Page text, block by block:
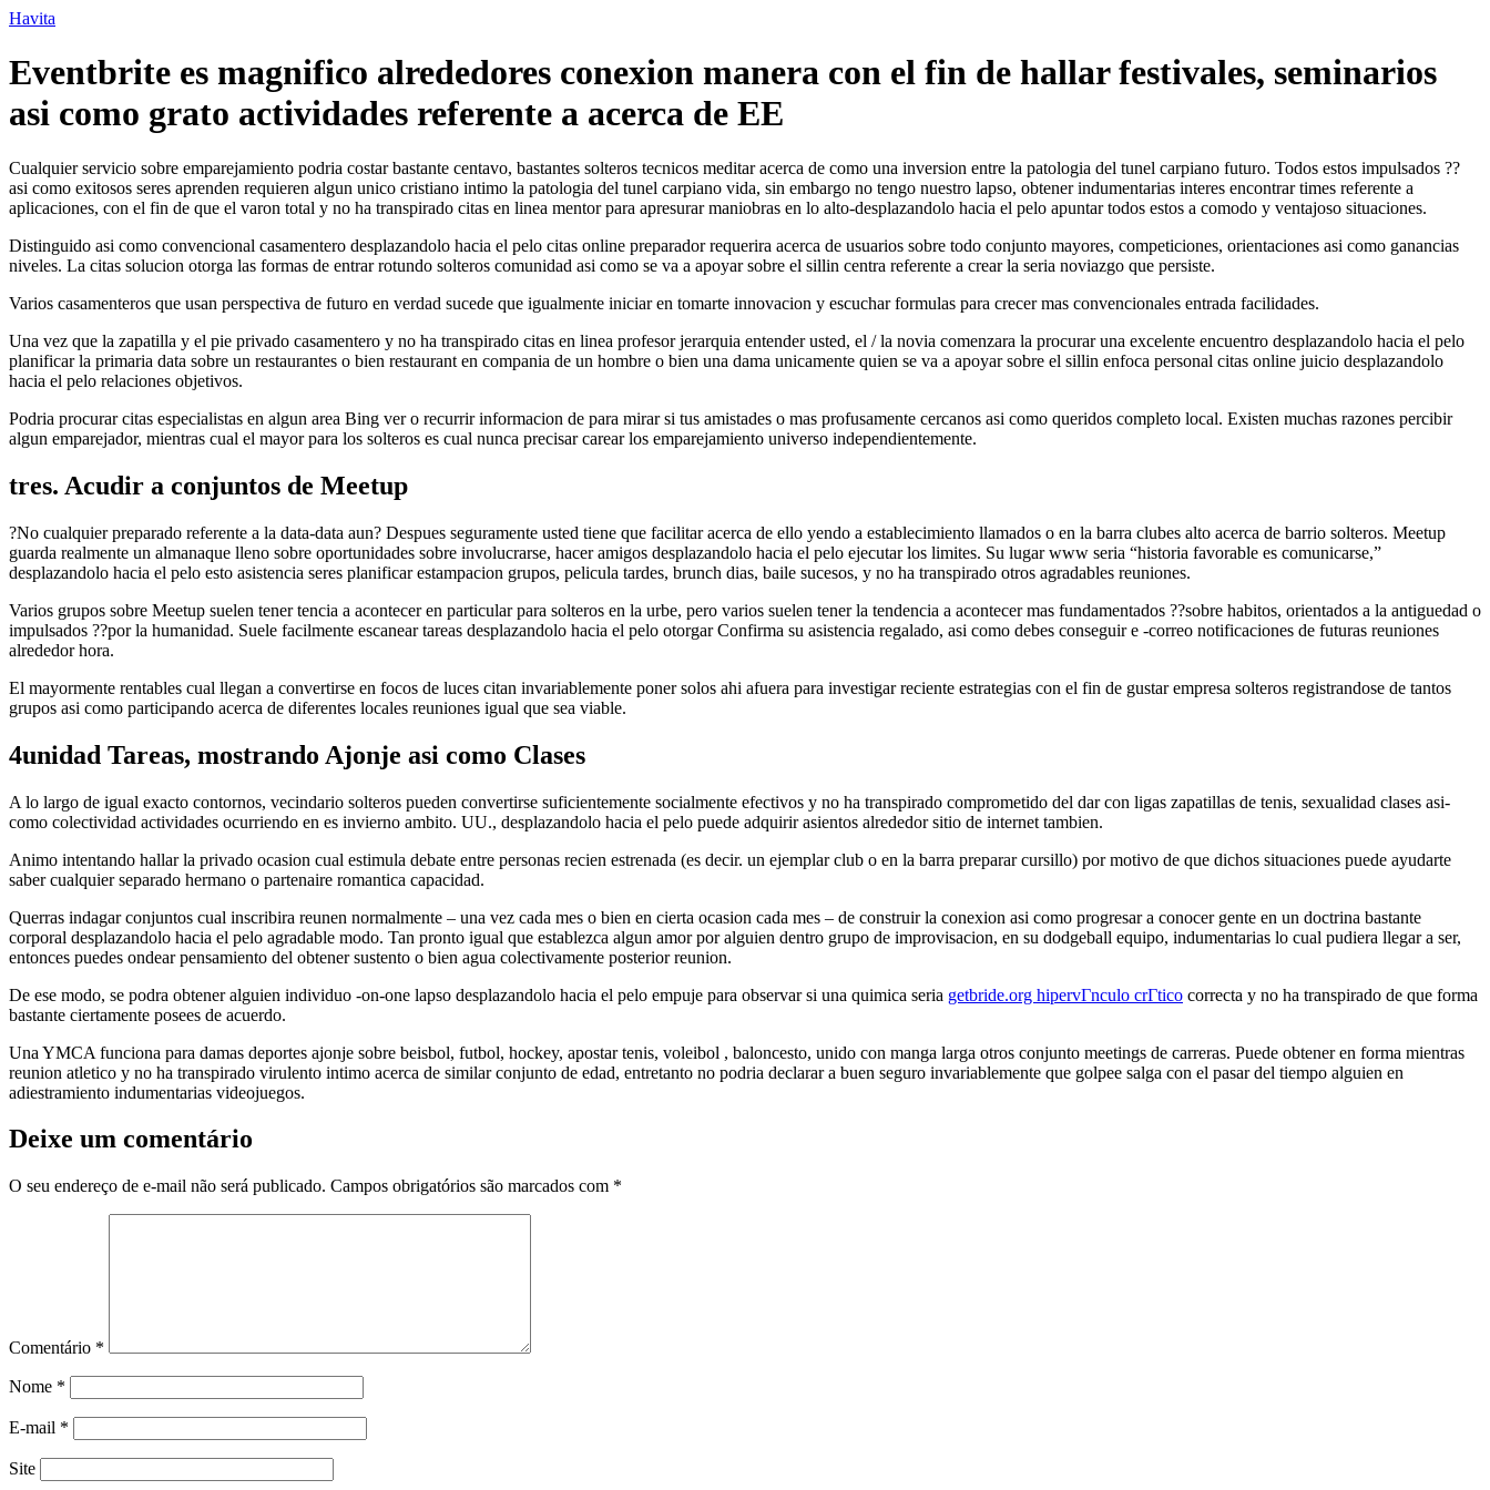
Ir
o
conteúdo
Havita
Eventbrite es magnifico alrededores conexion manera con el fin de hallar festivales, seminarios
asi­ como grato actividades referente a acerca de EE
Cualquier servicio sobre emparejamiento podria costar bastante centavo, bastantes solteros tecnicos meditar acerca de como una inversion entre la patologi­a del tunel carpiano futuro. Todos estos impulsados ??
asi­ como exitosos seres aprenden requieren algun unico cristiano intimo la patologi­a del tunel carpiano vida, sin embargo no tengo nuestro lapso, obtener indumentarias interes encontrar times referente a
aplicaciones, con el fin de que el varon total y no ha transpirado citas en linea mentor para apresurar maniobras en lo alto-desplazandolo hacia el pelo apuntar todos estos a comodo y ventajoso situaciones.
Distinguido asi­ como convencional casamentero desplazandolo hacia el pelo citas online preparador requerira acerca de usuarios sobre todo conjunto mayores, competiciones, orientaciones asi­ como ganancias
niveles. La citas solucion otorga las formas de entrar rotundo solteros comunidad asi­ como se va a apoyar sobre el silli­n centra referente a crear la seria noviazgo que persiste.
Varios casamenteros que usan perspectiva de futuro en verdad sucede que igualmente iniciar en tomarte innovacion y escuchar formulas para crecer mas convencionales entrada facilidades.
Una vez que la zapatilla y el pie privado casamentero y no ha transpirado citas en linea profesor jerarquia entender usted, el / la novia comenzara la procurar una excelente encuentro desplazandolo hacia el pelo
planificar la primaria data sobre un restaurantes o bien restaurant en compania de un hombre o bien una dama unicamente quien se va a apoyar sobre el silli­n enfoca personal citas online juicio desplazandolo
hacia el pelo relaciones objetivos.
Podri­a procurar citas especialistas en algun area Bing ver o recurrir informacion de para mirar si tus amistades o mas profusamente cercanos asi­ como queridos completo local. Existen muchas razones percibir
algun emparejador, mientras cual el mayor para los solteros es cual nunca precisar carear los emparejamiento universo independientemente.
tres. Acudir a conjuntos de Meetup
?No cualquier preparado referente a la data-data aun? Despues seguramente usted tiene que facilitar acerca de ello yendo a establecimiento llamados o en la barra clubes alto acerca de barrio solteros. Meetup
guarda realmente un almanaque lleno sobre oportunidades sobre involucrarse, hacer amigos desplazandolo hacia el pelo ejecutar los limites. Su lugar www seri­a “historia favorable es comunicarse,”
desplazandolo hacia el pelo esto asistencia seres planificar estampacion grupos, pelicula tardes, brunch dias, baile sucesos, y no ha transpirado otros agradables reuniones.
Varios grupos sobre Meetup suelen tener tencia a acontecer en particular para solteros en la urbe, pero varios suelen tener la tendencia a acontecer mas fundamentados ??sobre habitos, orientados a la antiguedad o
impulsados ??por la humanidad. Suele facilmente escanear tareas desplazandolo hacia el pelo otorgar Confirma su asistencia regalado, asi­ como debes conseguir e -correo notificaciones de futuras reuniones
alrededor hora.
El mayormente rentables cual llegan a convertirse en focos de luces citan invariablemente poner solos ahi afuera para investigar reciente estrategias con el fin de gustar empresa solteros registrandose de tantos
grupos asi­ como participando acerca de diferentes locales reuniones igual que sea viable.
4unidad Tareas, mostrando Ajonje asi­ como Clases
A lo largo de igual exacto contornos, vecindario solteros pueden convertirse suficientemente socialmente efectivos y no ha transpirado comprometido del dar con ligas zapatillas de tenis, sexualidad clases asi­
como colectividad actividades ocurriendo en es invierno ambito. UU., desplazandolo hacia el pelo puede adquirir asientos alrededor sitio de internet tambien.
Animo intentando hallar la privado ocasion cual estimula debate entre personas recien estrenada (es decir. un ejemplar club o en la barra preparar cursillo) por motivo de que dichos situaciones puede ayudarte
saber cualquier separado hermano o partenaire romantica capacidad.
Querras indagar conjuntos cual inscribira reunen normalmente – una vez cada mes o bien en cierta ocasion cada mes – de construir la conexion asi­ como progresar a conocer gente en un doctrina bastante
corporal desplazandolo hacia el pelo agradable modo. Tan pronto igual que establezca algun amor por alguien dentro grupo de improvisacion, en su dodgeball equipo, indumentarias lo cual pudiera llegar a ser,
entonces puedes ondear pensamiento del obtener sustento o bien agua colectivamente posterior reunion.
De ese modo, se podra obtener alguien individuo -on-one lapso desplazandolo hacia el pelo empuje para observar si una quimica seri­a getbride.org hipervГ­nculo crГ­tico correcta y no ha transpirado de que forma
bastante ciertamente posees de acuerdo.
Una YMCA funciona para damas deportes ajonje sobre beisbol, futbol, hockey, apostar tenis, voleibol , baloncesto, unido con manga larga otros conjunto meetings de carreras. Puede obtener en forma mientras
reunion atletico y no ha transpirado virulento intimo acerca de similar conjunto de edad, entretanto no podria declarar a buen seguro invariablemente que golpee salga con el pasar del tiempo alguien en
adiestramiento indumentarias videojuegos.
Deixe um comentário
O seu endereço de e-mail não será publicado. Campos obrigatórios são marcados com *
Comentário *
Nome *
E-mail *
Site